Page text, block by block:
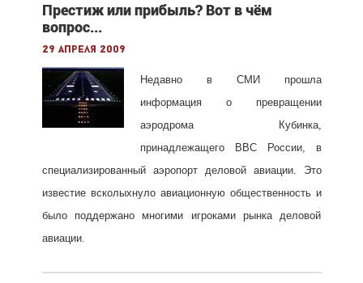
Престиж или прибыль? Вот в чём
вопрос...
29 апреля 2009
Недавно в СМИ прошла
информация о превращении
аэродрома Кубинка,
принадлежащего ВВС России, в
специализированный аэропорт деловой авиации. Это
известие всколыхнуло авиационную общественность и
было поддержано многими игроками рынка деловой
авиации.